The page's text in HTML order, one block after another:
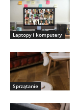
Laptopy i komputery
Sprzątanie